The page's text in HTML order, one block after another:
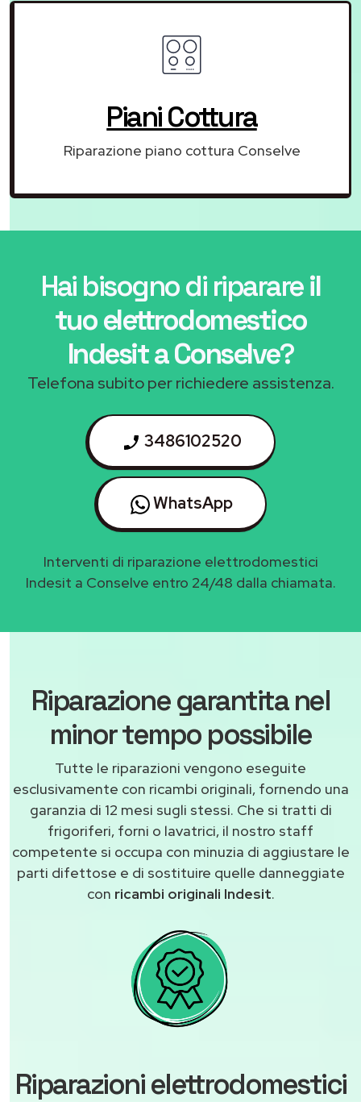
Piani Cottura
Riparazione piano cottura Conselve
Hai bisogno di riparareil
tuo elettrodomestico
Indesit a Conselve?
Telefona subito per richiedere assistenza.
3486102520
WhatsApp
Interventi di riparazione elettrodomestici
Indesit a Conselve entro 24/48 dalla chiamata.
Riparazione garantita nel
minor tempo possibile
Tutte le riparazioni vengono eseguite
esclusivamente con ricambi originali, fornendo una
garanzia di 12 mesi sugli stessi. Che si tratti di
frigoriferi, forni o lavatrici, il nostro staff
competente si occupa con minuzia di aggiustare le
parti difettose e di sostituire quelle danneggiate
con ricambi originali Indesit.
Riparazioni elettrodomestici